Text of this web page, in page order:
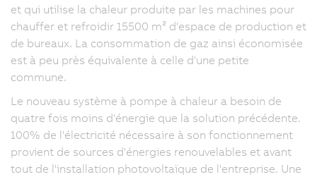
et qui utilise la chaleur produite par les machines pour
chauffer et refroidir 15500 m² d'espace de production et
de bureaux. La consommation de gaz ainsi économisée
est à peu près équivalente à celle d'une petite
commune.
Le nouveau système à pompe à chaleur a besoin de
quatre fois moins d'énergie que la solution précédente.
100% de l'électricité nécessaire à son fonctionnement
provient de sources d'énergies renouvelables et avant
tout de l'installation photovoltaïque de l'entreprise. Une